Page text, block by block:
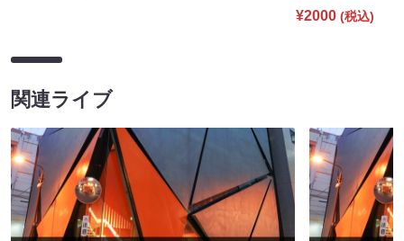
¥2000 (税込)
関連ライブ